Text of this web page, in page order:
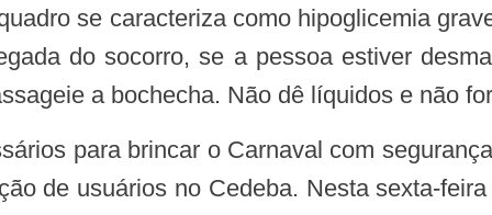
do socorro, se a pessoa estiver
a bochecha. Não dê líquidos e não
de usuários no Cedeba. Nesta sexta-